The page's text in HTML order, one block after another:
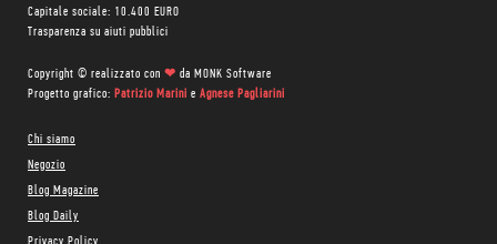
Capitale sociale: 10.400 EURO
Trasparenza su aiuti pubblici
Copyright © realizzato con ❤ da MONK Software
Progetto grafico: Patrizio Marini e Agnese Pagliarini
Chi siamo
Negozio
Blog Magazine
Blog Daily